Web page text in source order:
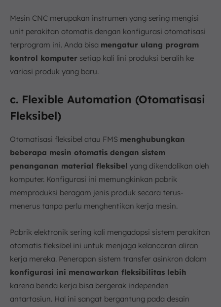
Mesin CNC merupakan instrumen yang sering mengisi
unit perakitan otomatis dengan konfigurasi otomatisasi
terprogram ini. Anda bisa mengatur ulang program
kontrol komputer setiap kali lini produksi beralih ke
variasi produk yang baru.
c. Flexible Automation (Otomatisasi
Fleksibel)
Otomatisasi fleksibel atau FMS menghubungkan
beberapa mesin otomatis dengan sistem
penanganan material fleksibel yang dikendalikan oleh
komputer. Konfigurasi ini memungkinkan pabrik
memproduksi beragam jenis produk secara terus-
menerus tanpa perlu menghentikan kerja mesin.
Pabrik elektronik sering kali mengadopsi sistem perakitan
otomatis fleksibel ini untuk menjaga kelancaran aliran
kerja mereka. Penerapan sistem transfer asinkron dalam
konfigurasi ini menawarkan fleksibilitas lebih
karena benda kerja bisa bergerak independen
antartasiun. Hal ini sangat bergantung pada desain